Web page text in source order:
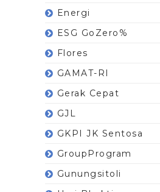
Energi
ESG GoZero%
Flores
GAMAT-RI
Gerak Cepat
GJL
GKPI JK Sentosa
GroupProgram
Gunungsitoli